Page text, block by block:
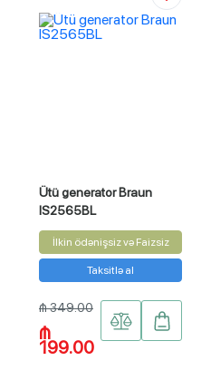
Ütü generator Braun
IS2565BL
İlkin ödənişsiz və Faizsiz
Taksitlə al
₼ 349.00
₼
199.00